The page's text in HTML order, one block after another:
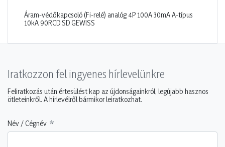
Áram-védőkapcsoló (Fi-relé) analóg 4P 100A 30mA A-típus
10kA 90RCD SD GEWISS
Iratkozzon fel ingyenes hírlevelünkre
Feliratkozás után értesülést kap az újdonságainkról, legújabb hasznos
ötleteinkről. A hírlevélről bármikor leiratkozhat.
Név / Cégnév